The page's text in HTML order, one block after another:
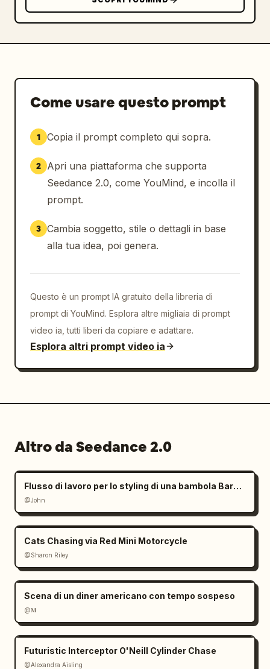
Come usare questo prompt
1 Copia il prompt completo qui sopra.
2
Apri una piattaforma che supporta
Seedance 2.0, come YouMind, e incolla il
prompt.
3 Cambia soggetto, stile o dettagli in base
alla tua idea, poi genera.
Questo è un prompt IA gratuito della libreria di
prompt di YouMind. Esplora altre migliaia di prompt
video ia, tutti liberi da copiare e adattare.
Esplora altri prompt video ia
Altro da Seedance 2.0
Flusso di lavoro per lo styling di una bambola Barbie con mani giganti
@John
Cats Chasing via Red Mini Motorcycle
@Sharon Riley
Scena di un diner americano con tempo sospeso
@𝐌
Futuristic Interceptor O'Neill Cylinder Chase
@Alexandra Aisling